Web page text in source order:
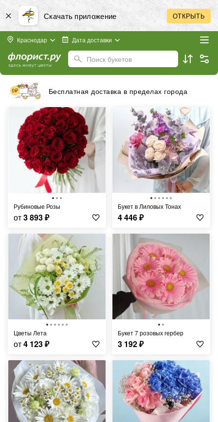
Скачать приложение ОТКРЫТЬ
Краснодар Дата доставки
Поиск букетов
Принимаем к оплате банковские карты любых
стран
Рубиновые Розы
от3 893₽
Букет в Лиловых Тонах
4 446₽
Цветы Лета
от4 123₽
Букет 7 розовых гербер
3 192₽